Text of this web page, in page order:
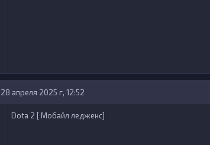
28 апреля 2025 г, 12:52
Dota 2 [ Мобайл ледженс]